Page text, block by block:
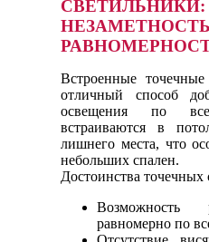
СВЕТИЛЬНИКИ:
Встроенные
отличный способ
освещения по
встраиваются в
лишнего места, что
небольших спален.
Достоинства точечных
Возможность
равномерно по